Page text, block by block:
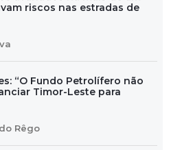
riscos nas estradas de
“O Fundo Petrolífero não
Timor-Leste para
Rêgo